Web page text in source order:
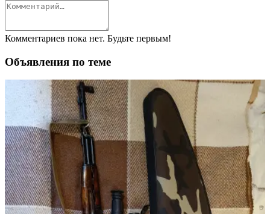
Комментариев пока нет. Будьте первым!
Объявления по теме